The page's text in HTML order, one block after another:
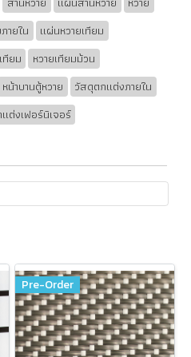
ายใน
แผ่นหวายเทียม
ทียม
หวายเทียมม้วน
หน้าบานตู้หวาย
วัสดุตกแต่งภายใน
ต่งเฟอร์นิเจอร์
Pre-Order